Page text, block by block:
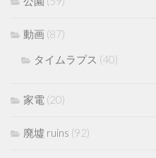
動画 (87)
タイムラプス (40)
家電 (20)
廃墟 ruins (92)